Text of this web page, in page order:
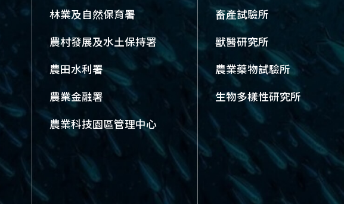
林業及自然保育署
農村發展及水土保持署
農田水利署
農業金融署
農業科技園區管理中心
畜產試驗所
獸醫研究所
農業藥物試驗所
生物多樣性研究所